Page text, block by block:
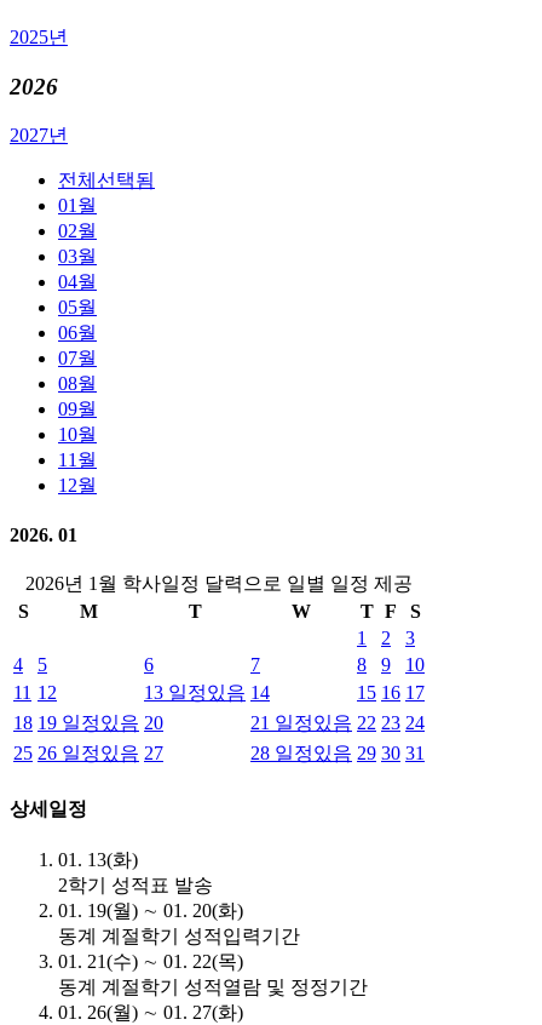
2025년
2026
2027년
전체 선택됨
01월
02월
03월
04월
05월
06월
07월
08월
09월
10월
11월
12월
2026. 01
2026년 1월 학사일정 달력으로 일별 일정 제공
S
M T W T F
S
1
2
3
4
5 6 7 8 9
10
11 12 13 일정있음 14 15 16 17
18 19 일정있음 20 21 일정있음 22 23 24
25 26 일정있음 27 28 일정있음 29 30 31
상세일정
01. 13(화)
2학기 성적표 발송
01. 19(월) ∼ 01. 20(화)
동계 계절학기 성적입력기간
01. 21(수) ∼ 01. 22(목)
동계 계절학기 성적열람 및 정정기간
01. 26(월) ∼ 01. 27(화)